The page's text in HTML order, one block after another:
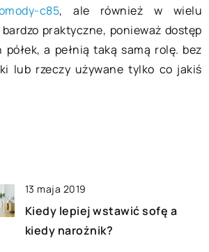
c85, ale również w wielu
praktyczne, ponieważ dostęp
a pełnią taką samą rolę. bez
lub rzeczy używane tylko co jakiś
13 maja 2019
Kiedy lepiej wstawić sofę a
kiedy narożnik?
działalności. Nic zatem […]